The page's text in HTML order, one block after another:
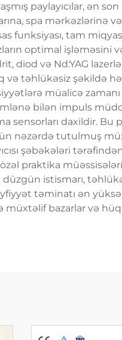
paylayıcılar, ən
spa mərkəzlərinə
əsas funksiyası, tam
optimal işləməsini
diod və Nd:YAG
təhlükəsiz şəkildə
müalicə
bilən impuls
sensorları daxildir. Bu
nəzərdə tutulmuş
şəbəkələri
praktika
istismarı,
təminatı ən
müxtəlif bazarlar və